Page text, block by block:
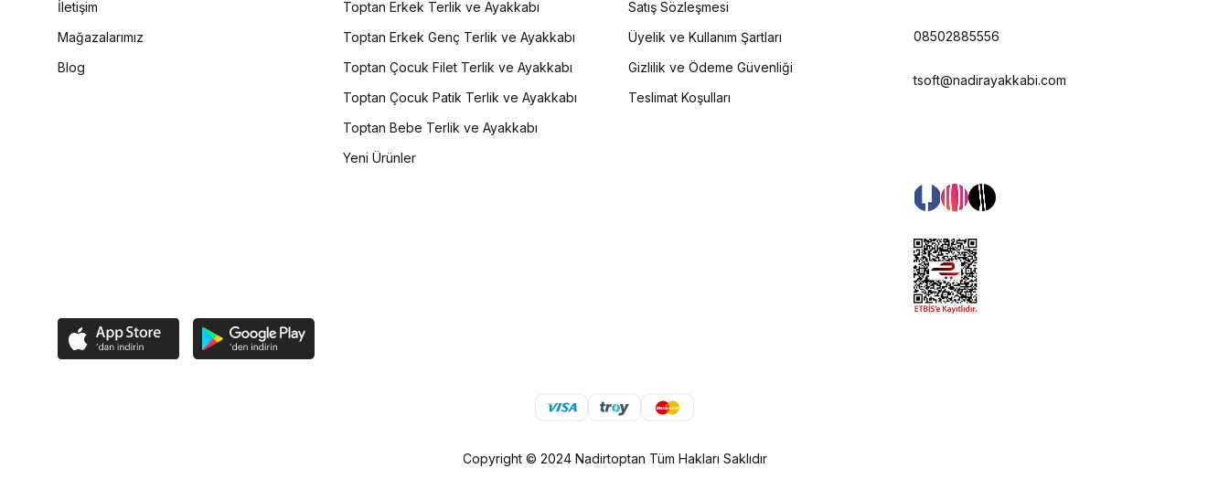
İletişim
Mağazalarımız
Blog
Toptan Erkek Terlik ve Ayakkabı
Toptan Erkek Genç Terlik ve Ayakkabı
Toptan Çocuk Filet Terlik ve Ayakkabı
Toptan Çocuk Patik Terlik ve Ayakkabı
Toptan Bebe Terlik ve Ayakkabı
Yeni Ürünler
Satış Sözleşmesi
Üyelik ve Kullanım Şartları
Gizlilik ve Ödeme Güvenliği
Teslimat Koşulları
08502885556
tsoft@nadirayakkabi.com
Copyright © 2024 Nadirtoptan Tüm Hakları Saklıdır